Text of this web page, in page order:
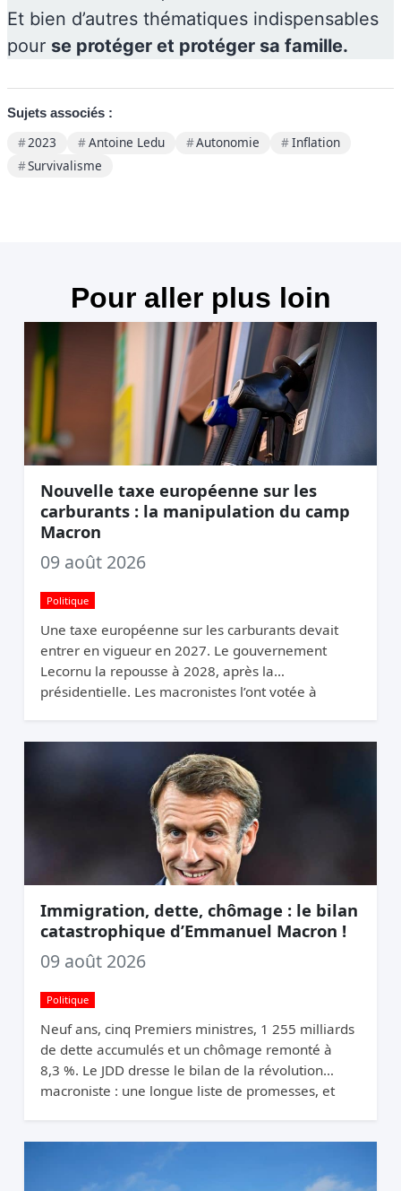
Et bien d’autres thématiques indispensables
pour se protéger et protéger sa famille.
Sujets associés :
2023 Antoine Ledu Autonomie
Inflation
Survivalisme
Pour aller plus loin
Nouvelle taxe européenne sur les
carburants : la manipulation du camp
Macron
09 août 2026
Politique
Une taxe européenne sur les carburants devait
entrer en vigueur en 2027. Le gouvernement
Lecornu la repousse à 2028, après la
présidentielle. Les macronistes l’ont votée à
Immigration, dette, chômage : le bilan
catastrophique d’Emmanuel Macron !
09 août 2026
Politique
Neuf ans, cinq Premiers ministres, 1 255 milliards
de dette accumulés et un chômage remonté à
8,3 %. Le JDD dresse le bilan de la révolution
macroniste : une longue liste de promesses, et